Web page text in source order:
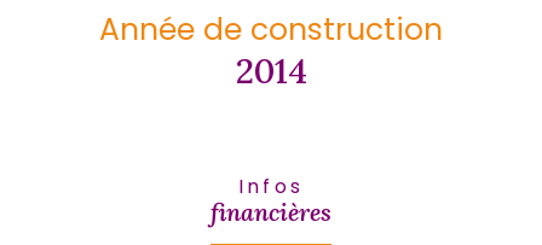
Année de construction
2014
Infos
financières